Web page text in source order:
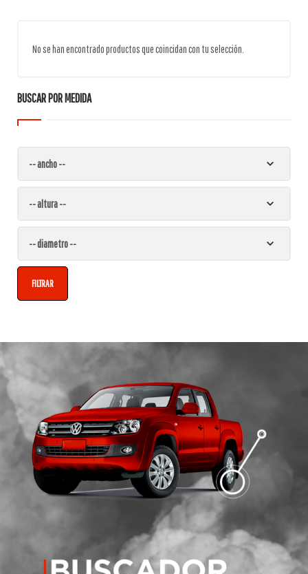
No se han encontrado productos que coincidan con tu selección.
BUSCAR POR MEDIDA
FILTRAR